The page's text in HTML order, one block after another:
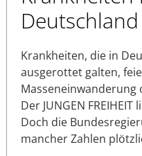
Krankheiten, die in
ausgerottet galten,
Masseneinwanderung
Der JUNGEN
Doch die
mancher Zahlen